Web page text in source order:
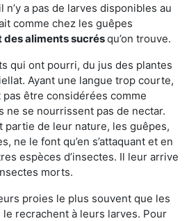
n’y a pas de larves disponibles au
comme chez les guêpes
des aliments sucrésqu’on trouve.
qui ont pourri, du jus des plantes
Ayant une langue trop courte,
être considérées comme
ne se nourrissent pas de nectar.
partie de leur nature, les guêpes,
ne le font qu’en s’attaquant et en
espèces d’insectes. Il leur arrive
morts.
proies le plus souvent que les
recrachent à leurs larves. Pour